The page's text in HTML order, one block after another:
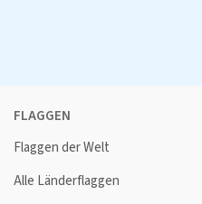
FLAGGEN
Flaggen der Welt
Alle Länderflaggen